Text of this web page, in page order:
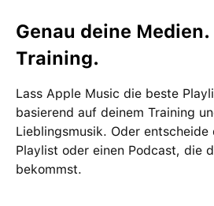
Genau deine
Training.
Lass Apple Music die beste
basierend auf deinem Training
Lieblingsmusik. Oder
Playlist oder einen Podcast, die
bekommst.